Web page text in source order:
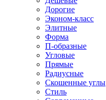
Дорогие
Эконом-класс
Элитные
Форма
П-образные
Угловые
Прямые
Радиусные
Скошенные углы
Стиль